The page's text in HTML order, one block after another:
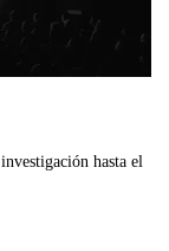
hasta el